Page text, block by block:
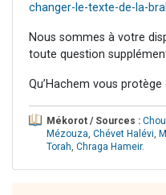
changer-le-texte-de-la-
Nous sommes à votre
toute question
Qu’Hachem vous
Mékorot / Sources :
Mézouza, Chévet Halévi,
Torah, Chraga Hameir.